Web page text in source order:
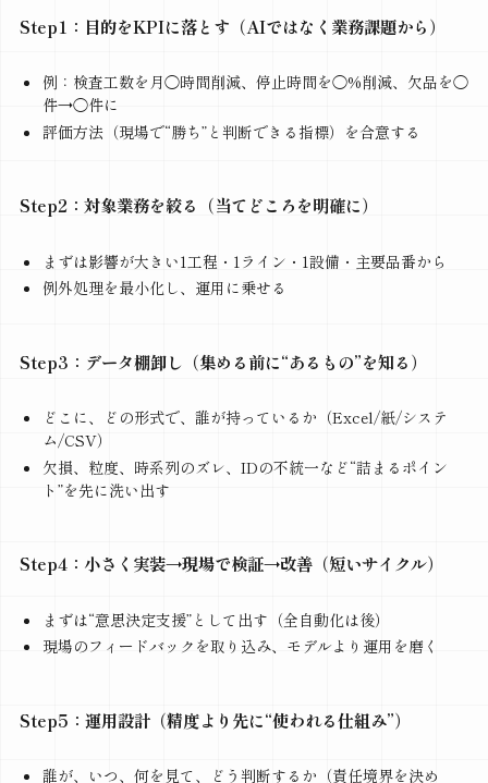
Step1：目的をKPIに落とす（AIではなく業務課題から）
例：検査工数を月◯時間削減、停止時間を◯%削減、欠品を◯
件→◯件に
評価方法（現場で“勝ち”と判断できる指標）を合意する
Step2：対象業務を絞る（当てどころを明確に）
まずは影響が大きい1工程・1ライン・1設備・主要品番から
例外処理を最小化し、運用に乗せる
Step3：データ棚卸し（集める前に“あるもの”を知る）
どこに、どの形式で、誰が持っているか（Excel/紙/システ
ム/CSV）
欠損、粒度、時系列のズレ、IDの不統一など“詰まるポイン
ト”を先に洗い出す
Step4：小さく実装→現場で検証→改善（短いサイクル）
まずは“意思決定支援”として出す（全自動化は後）
現場のフィードバックを取り込み、モデルより運用を磨く
Step5：運用設計（精度より先に“使われる仕組み”）
誰が、いつ、何を見て、どう判断するか（責任境界を決め